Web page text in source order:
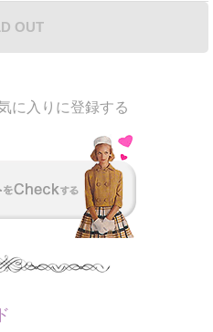
OUT
に入りに登録する